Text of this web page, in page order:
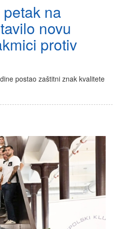
na
novu
protiv
postao zaštitni znak kvalitete